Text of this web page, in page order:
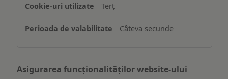
pe
dispozitiv
Terț
Câteva secunde
Asigurarea funcționalităților website-ului